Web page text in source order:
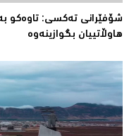
شۆفێرانى تەکسى: تاوەکو
هاوڵاتییان بگوازینەوە